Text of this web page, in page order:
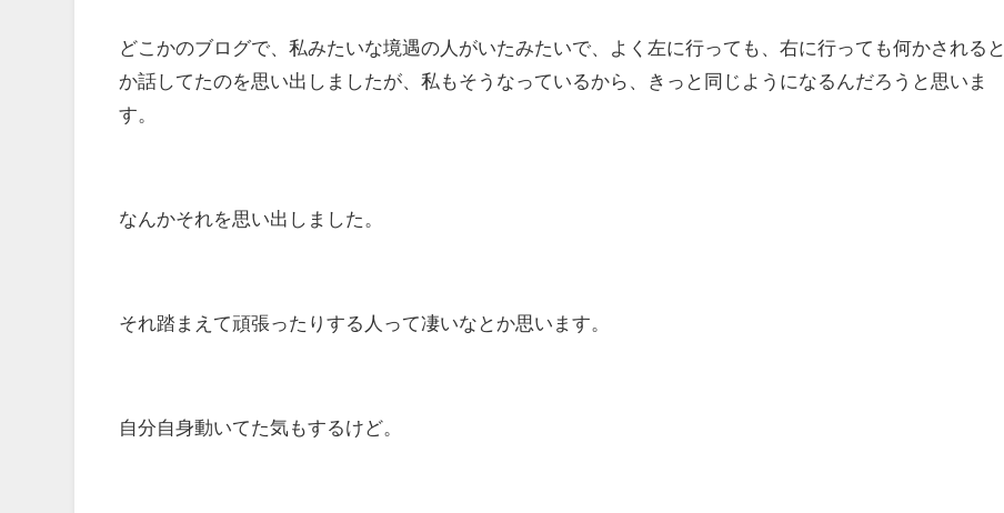
どこかのブログで、私みたいな境遇の人がいたみたいで、よく左に行っても、右に行っても何かされると
か話してたのを思い出しましたが、私もそうなっているから、きっと同じようになるんだろうと思いま
す。
なんかそれを思い出しました。
それ踏まえて頑張ったりする人って凄いなとか思います。
自分自身動いてた気もするけど。